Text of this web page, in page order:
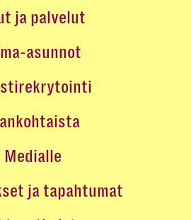
ja palvelut
asunnot
Medialle
ja tapahtumat